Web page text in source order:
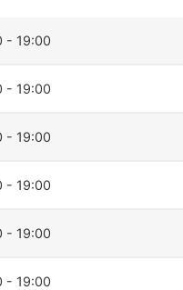
- 19:00
- 19:00
- 19:00
- 19:00
- 19:00
- 19:00